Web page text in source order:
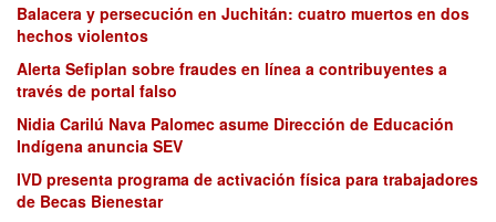
Balacera y persecución en Juchitán: cuatro muertos en dos
hechos violentos
Alerta Sefiplan sobre fraudes en línea a contribuyentes a
través de portal falso
Nidia Carilú Nava Palomec asume Dirección de Educación
Indígena anuncia SEV
IVD presenta programa de activación física para trabajadores
de Becas Bienestar